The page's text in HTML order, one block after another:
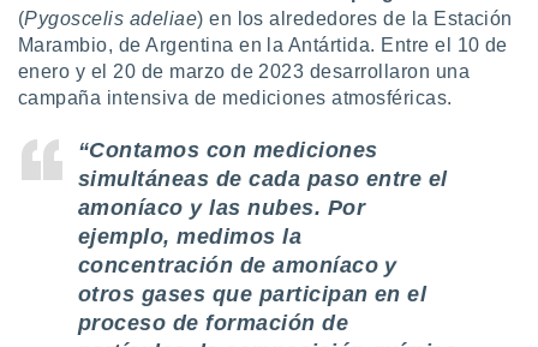
utilizar
contenido
medir el
(Pygoscelis adeliae) en los alrededores de la Estación
Marambio, de Argentina en la Antártida. Entre el 10 de
enero y el 20 de marzo de 2023 desarrollaron una
campaña intensiva de mediciones atmosféricas.
“Contamos con mediciones
simultáneas de cada paso entre el
amoníaco y las nubes. Por
ejemplo, medimos la
concentración de amoníaco y
otros gases que participan en el
proceso de formación de